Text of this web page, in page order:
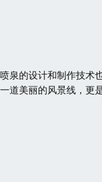
泉的设计和制作技术
道美丽的风景线，更